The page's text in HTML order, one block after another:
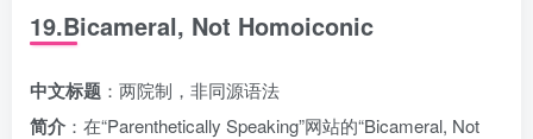
19.Bicameral, Not Homoiconic
中文标题 ：两院制，非同源语法
简介 ：在“Parenthetically Speaking”网站的“Bicameral, Not